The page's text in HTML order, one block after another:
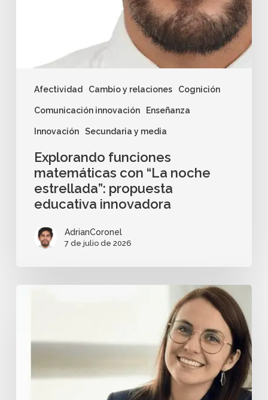
Afectividad Cambio y relaciones Cognición
Comunicación innovación Enseñanza
Innovación Secundaria y media
Explorando funciones
matemáticas con “La noche
estrellada”: propuesta
educativa innovadora
AdrianCoronel
7 de julio de 2026